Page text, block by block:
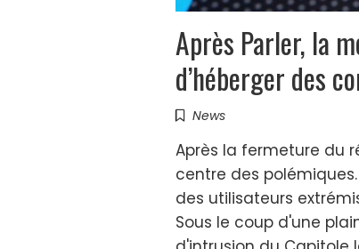
Après Parler, la
d’héberger des
News
Après la fermeture du
centre des
des utilisateurs
Sous le coup d'une